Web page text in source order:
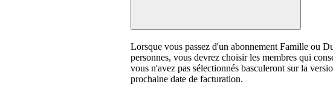
Lorsque vous passez d'un abonnement Famille ou
personnes, vous devrez choisir les membres qui
vous n'avez pas sélectionnés basculeront sur la
prochaine date de facturation.